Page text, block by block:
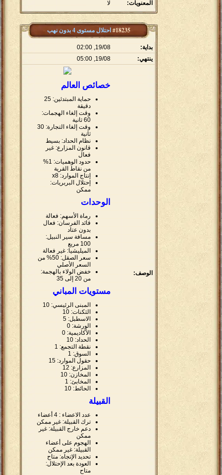
المعنويات: لا
#18235 احتلال مستوى 4 بدون نهب
بداية:
19/08, 02:00
ينتهي:
19/08, 05:00
الوصف:
خصائص العالم
حماية المبتدئين: 25
دقيقة
وقت إلغاء الهجمات:
60 ثانية
وقت إلغاء التجارة: 30
ثانية
نظام الحداد: بسيط
قانون المزارع: غير
فعال
حدود الوهميات: 1%
من نقاط القرية
إنتاج الموارد: x8
إحتلال البربريات:
ممكن
الوحدات
رماة الأسهم: فعالة
قائد الفرسان: فعال
بدون عتاد
مسافة سير النبيل:
100 مربع
الميليشيا: غير فعالة
سعر الصقل: 50% من
السعر الأصلي
خفض الولاء بالهجمة:
من 20 إلى 35
مستويات المباني
المبنى الرئيسي: 10
الثكنات: 10
الاسطبل: 5
الورشة: 0
الأكاديمية: 0
الحداد: 10
نقطة التجمع: 1
السوق: 1
حقول الموارد: 15
المزارع: 12
المخازن: 10
المخابئ: 1
الحائط: 10
القبيلة
عدد الاعضاء : 4 أعضاء
ترك القبيلة: غير ممكن
دعم خارج القبيلة: غير
ممكن
الهجوم على أعضاء
القبيلة: غير ممكن
تحديد الإتجاه: متاح
العودة بعد الإحتلال:
متاح